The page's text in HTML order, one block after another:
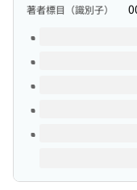
著者標目（識別子）
このタイトルの巻号